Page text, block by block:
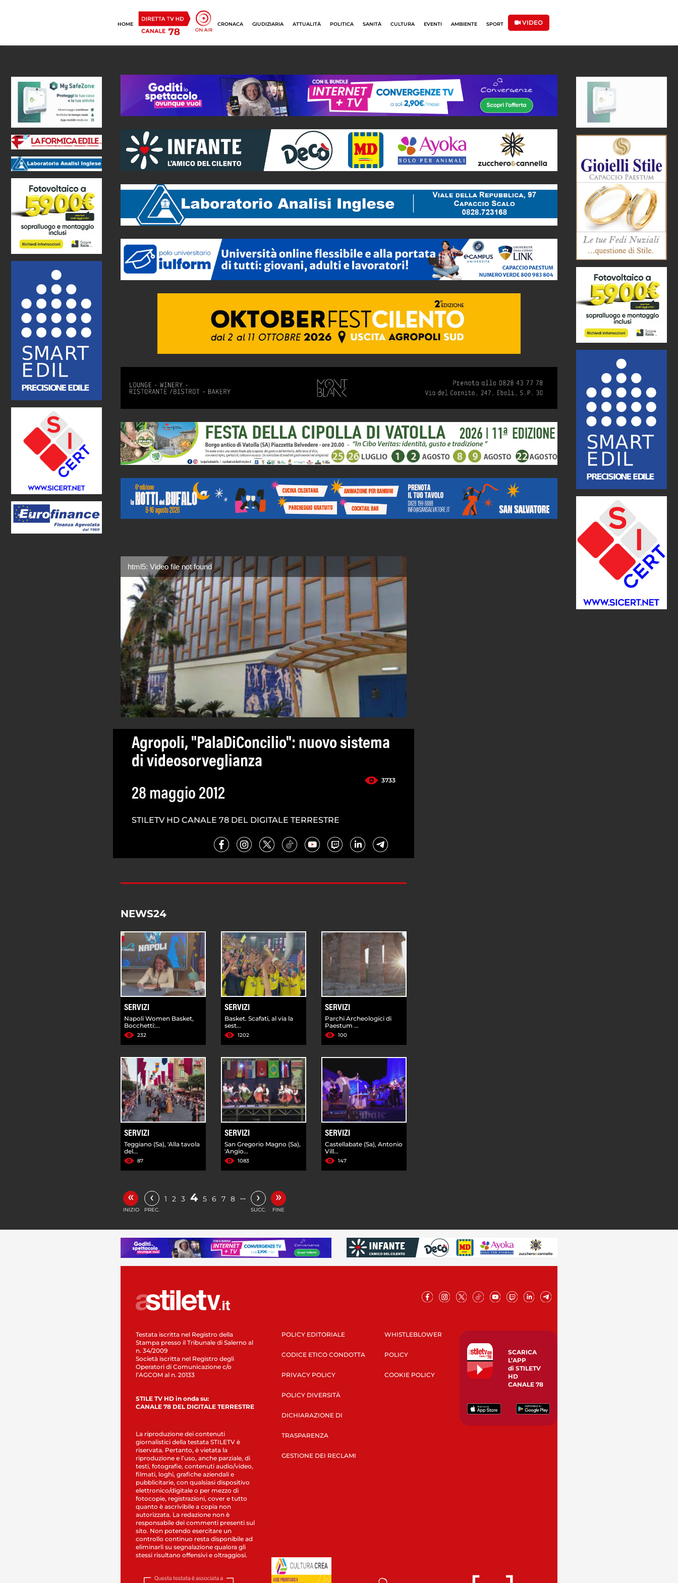
HOME CRONACA GIUDIZIARIA ATTUALITÀ POLITICA SANITÀ CULTURA EVENTI AMBIENTE SPORT VIDEO
html5: Video file not found
Agropoli, "PalaDiConcilio": nuovo sistema
di videosorveglianza
3733
28 maggio 2012
STILETV HD CANALE 78 DEL DIGITALE TERRESTRE
NEWS24
SERVIZI
Napoli Women Basket,
Bocchetti:...
232
SERVIZI
Basket. Scafati, al via la
sest...
1202
SERVIZI
Parchi Archeologici di
Paestum ...
100
SERVIZI
Teggiano (Sa), 'Alla tavola
del...
87
SERVIZI
San Gregorio Magno (Sa),
'Angio...
1083
SERVIZI
Castellabate (Sa), Antonio
Vill...
147
«
INIZIO
‹
PREC.
1 2 3 4 5 6 7 8 … ›
SUCC.
»
FINE
Testata iscritta nel Registro della
Stampa presso il Tribunale di Salerno al
n. 34/2009
Società iscritta nel Registro degli
Operatori di Comunicazione c/o
l’AGCOM al n. 20133
STILE TV HD in onda su:
CANALE 78 DEL DIGITALE TERRESTRE
La riproduzione dei contenuti
giornalistici della testata STILETV è
riservata. Pertanto, è vietata la
riproduzione e l’uso, anche parziale, di
testi, fotografie, contenuti audio/video,
filmati, loghi, grafiche aziendali e
pubblicitarie, con qualsiasi dispositivo
elettronico/digitale o per mezzo di
fotocopie, registrazioni, cover e tutto
quanto è ascrivibile a copia non
autorizzata. La redazione non è
responsabile dei commenti presenti sul
sito. Non potendo esercitare un
controllo continuo resta disponibile ad
eliminarli su segnalazione qualora gli
stessi risultano offensivi e oltraggiosi.
POLICY EDITORIALE
CODICE ETICO CONDOTTA
PRIVACY POLICY
POLICY DIVERSITÀ
DICHIARAZIONE DI
TRASPARENZA
GESTIONE DEI RECLAMI
WHISTLEBLOWER
POLICY
COOKIE POLICY
SCARICA
L’APP
di STILETV
HD
CANALE 78